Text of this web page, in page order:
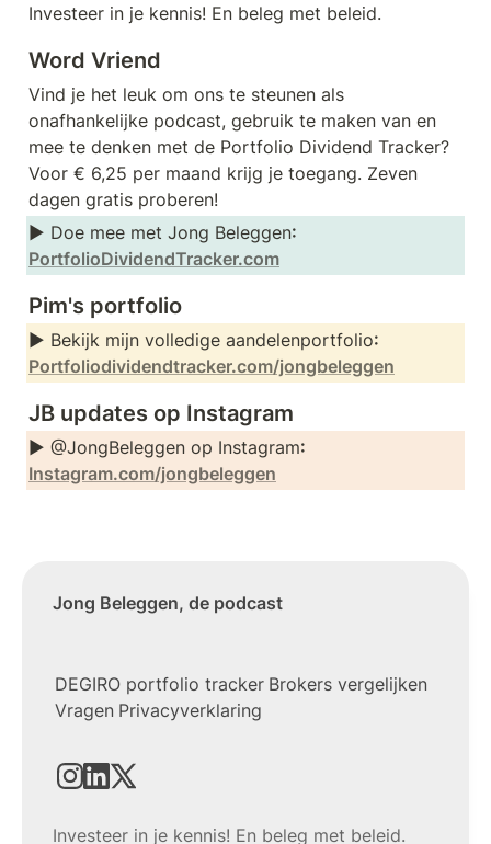
Investeer in je kennis! En beleg met beleid.
Word Vriend
Vind je het leuk om ons te steunen als
onafhankelijke podcast, gebruik te maken van en
mee te denken met de Portfolio Dividend Tracker?
Voor € 6,25 per maand krijg je toegang. Zeven
dagen gratis proberen!
► Doe mee met Jong Beleggen
PortfolioDividendTracker.com
Pim's portfolio
► Bekijk mijn volledige aandelenportfolio
Portfoliodividendtracker.com/jongbeleggen
JB updates op Instagram
► @JongBeleggen op Instagram
Instagram.com/jongbeleggen
Jong Beleggen, de podcast
DEGIRO portfolio tracker Brokers vergelijken
Vragen Privacyverklaring
Investeer in je kennis! En beleg met beleid.